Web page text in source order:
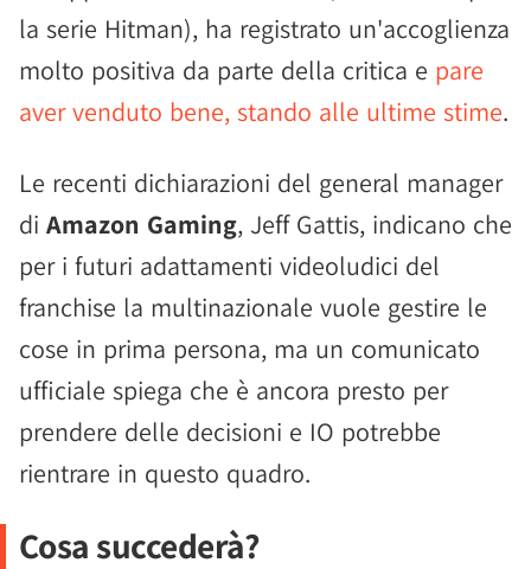
la serie Hitman), ha registrato un'accoglienza
molto positiva da parte della critica e pare
aver venduto bene, stando alle ultime stime.
Le recenti dichiarazioni del general manager
di Amazon Gaming, Jeff Gattis, indicano che
per i futuri adattamenti videoludici del
franchise la multinazionale vuole gestire le
cose in prima persona, ma un comunicato
ufficiale spiega che è ancora presto per
prendere delle decisioni e IO potrebbe
rientrare in questo quadro.
Cosa succederà?